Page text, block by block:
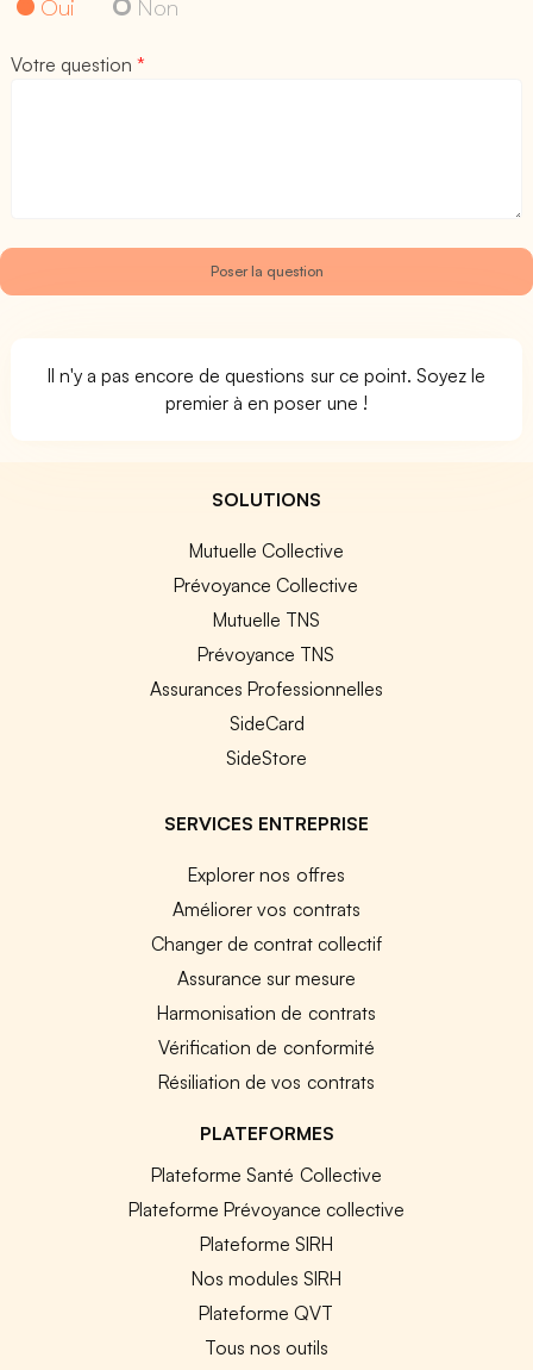
Oui Non
Votre question*
Il n'y a pas encore de questions sur ce point. Soyez le
premier à en poser une !
SOLUTIONS
Mutuelle Collective
Prévoyance Collective
Mutuelle TNS
Prévoyance TNS
Assurances Professionnelles
SideCard
SideStore
SERVICES ENTREPRISE
Explorer nos offres
Améliorer vos contrats
Changer de contrat collectif
Assurance sur mesure
Harmonisation de contrats
Vérification de conformité
Résiliation de vos contrats
PLATEFORMES
Plateforme Santé Collective
Plateforme Prévoyance collective
Plateforme SIRH
Nos modules SIRH
Plateforme QVT
Tous nos outils